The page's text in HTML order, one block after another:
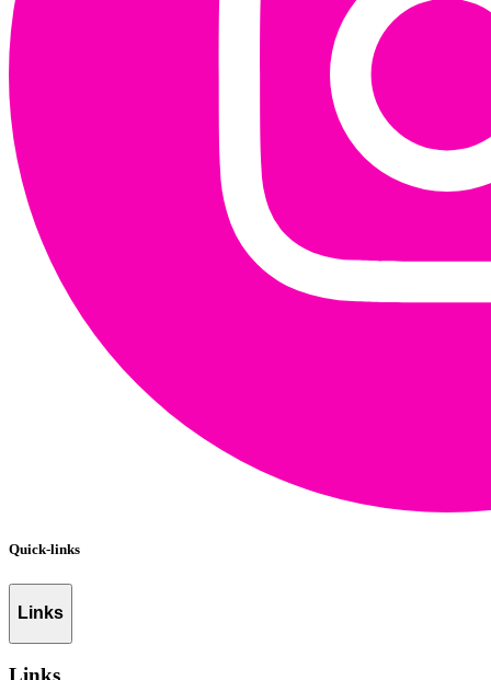
Quick-links
Links